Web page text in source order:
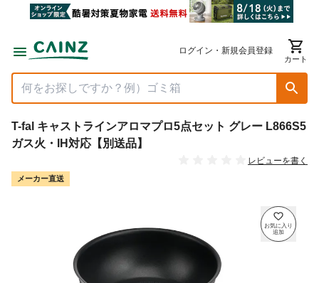
ログイン・新規会員登録
カート
T-fal キャストラインアロマプロ5点セット グレー L866S5
ガス火・IH対応【別送品】
レビューを書く
メーカー直送